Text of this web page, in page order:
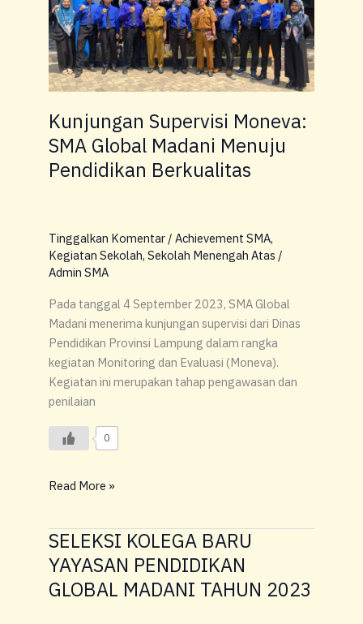
Kunjungan Supervisi Moneva:
SMA Global Madani Menuju
Pendidikan Berkualitas
Tinggalkan Komentar / Achievement SMA,
Kegiatan Sekolah, Sekolah Menengah Atas /
Admin SMA
Pada tanggal 4 September 2023, SMA Global
Madani menerima kunjungan supervisi dari Dinas
Pendidikan Provinsi Lampung dalam rangka
kegiatan Monitoring dan Evaluasi (Moneva).
Kegiatan ini merupakan tahap pengawasan dan
penilaian
0
SMA
Global
Madani
Menuju
Pendidikan
Berkualitas
Read More »
SELEKSI KOLEGA BARU
YAYASAN PENDIDIKAN
GLOBAL MADANI TAHUN 2023
SELEKSI
KOLEGA
BARU
YAYASAN